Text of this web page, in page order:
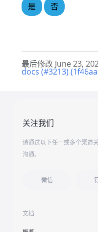
是 否
最后修改 June 23,
docs (#3213)
关注我们
请通过以下任一或多个渠道
沟通。
微信
文档